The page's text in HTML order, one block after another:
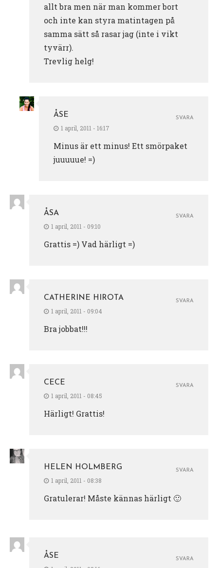
allt bra men när man kommer bort
och inte kan styra matintagen på
samma sätt så rasar jag (inte i vikt
tyvärr).
Trevlig helg!
ÅSE
1 april, 2011 - 16:17
Minus är ett minus! Ett smörpaket
juuuuue! =)
SVARA
ÅSA
1 april, 2011 - 09:10
Grattis =) Vad härligt =)
SVARA
CATHERINE HIROTA
1 april, 2011 - 09:04
Bra jobbat!!!
SVARA
CECE
1 april, 2011 - 08:45
Härligt! Grattis!
SVARA
HELEN HOLMBERG
1 april, 2011 - 08:38
Gratulerar! Måste kännas härligt 🙂
SVARA
ÅSE
SVARA